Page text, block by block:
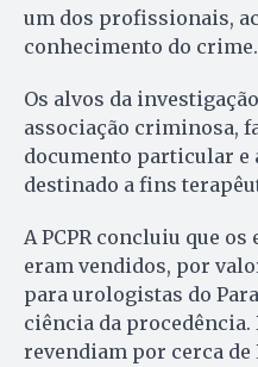
um dos profissionais,
conhecimento do crime.
Os alvos da
associação criminosa,
documento particular e
destinado a fins
A PCPR concluiu que
eram vendidos, por
para urologistas do
ciência da procedência.
revendiam por cerca de